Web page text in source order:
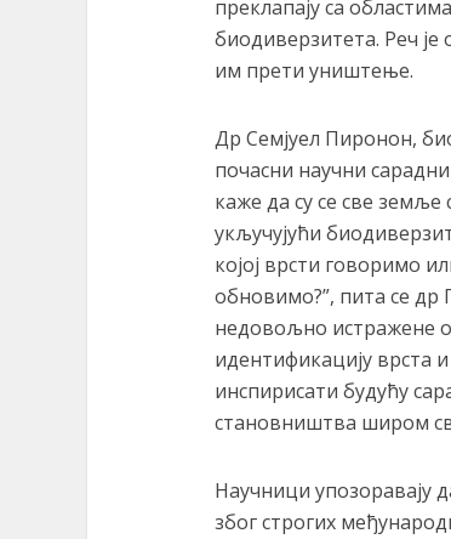
преклапају са
биодиверзитета. Реч је
им прети уништење.
Др Семјуел Пиронон,
почасни научни
каже да су се све земље
укључујући
којој врсти говоримо
обновимо?”, пита се
недовољно истражене
идентификацију врста
инспирисати будућу
становништва широм
Научници упозоравају
због строгих